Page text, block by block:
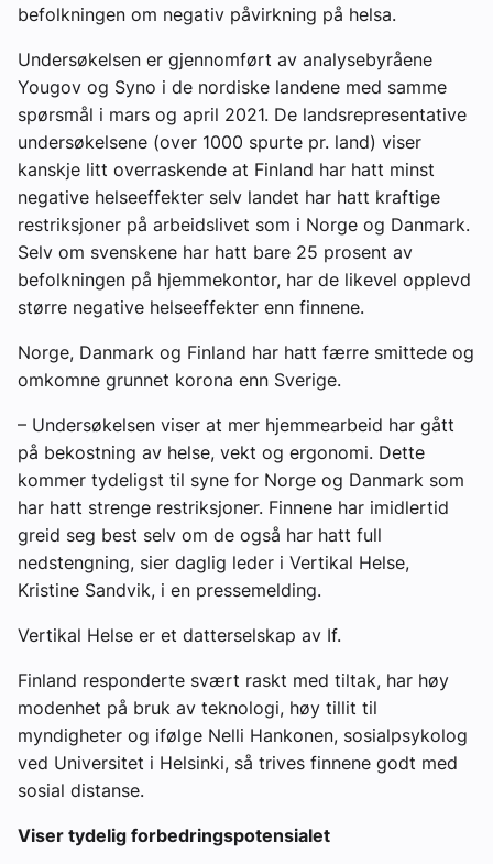
Aktuelle prosjekter
befolkningen om negativ påvirkning på helsa.
Undersøkelsen er gjennomført av analysebyråene
Yougov og Syno i de nordiske landene med samme
spørsmål i mars og april 2021. De landsrepresentative
undersøkelsene (over 1000 spurte pr. land) viser
kanskje litt overraskende at Finland har hatt minst
negative helseeffekter selv landet har hatt kraftige
restriksjoner på arbeidslivet som i Norge og Danmark.
Selv om svenskene har hatt bare 25 prosent av
befolkningen på hjemmekontor, har de likevel opplevd
større negative helseeffekter enn finnene.
Norge, Danmark og Finland har hatt færre smittede og
omkomne grunnet korona enn Sverige.
– Undersøkelsen viser at mer hjemmearbeid har gått
på bekostning av helse, vekt og ergonomi. Dette
kommer tydeligst til syne for Norge og Danmark som
har hatt strenge restriksjoner. Finnene har imidlertid
greid seg best selv om de også har hatt full
nedstengning, sier daglig leder i Vertikal Helse,
Kristine Sandvik, i en pressemelding.
Vertikal Helse er et datterselskap av If.
Finland responderte svært raskt med tiltak, har høy
modenhet på bruk av teknologi, høy tillit til
myndigheter og ifølge Nelli Hankonen, sosialpsykolog
ved Universitet i Helsinki, så trives finnene godt med
sosial distanse.
Viser tydelig forbedringspotensialet